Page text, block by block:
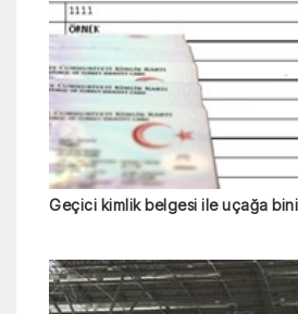
Geçici kimlik belgesi ile uçağa